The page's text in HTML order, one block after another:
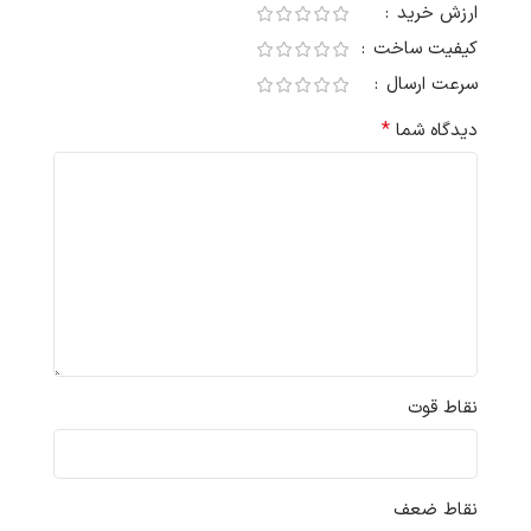
ارزش خرید
کیفیت ساخت
سرعت ارسال
دیدگاه شما *
نقاط قوت
نقاط ضعف